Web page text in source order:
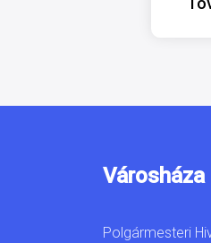
Városháza
Polgármesteri